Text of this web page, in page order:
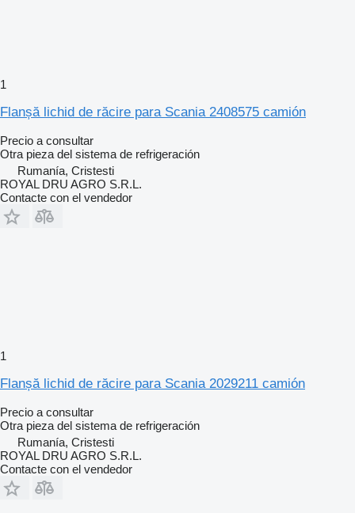
1
Flanșă lichid de răcire para Scania 2408575 camión
Precio a consultar
Otra pieza del sistema de refrigeración
Rumanía, Cristesti
ROYAL DRU AGRO S.R.L.
Contacte con el vendedor
1
Flanșă lichid de răcire para Scania 2029211 camión
Precio a consultar
Otra pieza del sistema de refrigeración
Rumanía, Cristesti
ROYAL DRU AGRO S.R.L.
Contacte con el vendedor